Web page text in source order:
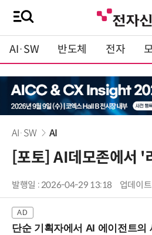
AI·SW 반도체 전자
AI·SW AI
[포토] AI데모존에서 '
발행일 : 2026-04-29 13:18 업데이
단순 기획자에서 AI 에이전트의 세계관을 만드는 지